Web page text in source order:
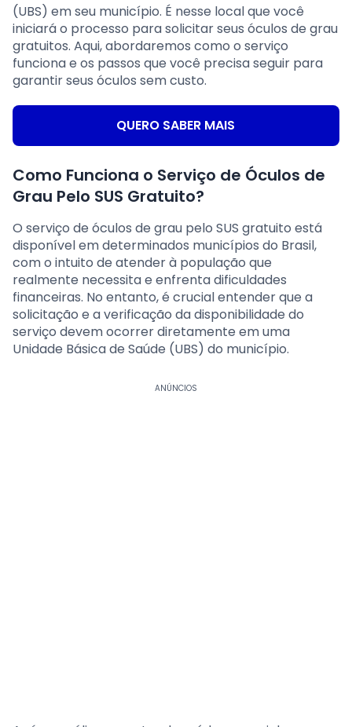
(UBS) em seu município. É nesse local que você
iniciará o processo para solicitar seus óculos de grau
gratuitos. Aqui, abordaremos como o serviço
funciona e os passos que você precisa seguir para
garantir seus óculos sem custo.
QUERO SABER MAIS
Como Funciona o Serviço de Óculos de
Grau Pelo SUS Gratuito?
O serviço de óculos de grau pelo SUS gratuito está
disponível em determinados municípios do Brasil,
com o intuito de atender à população que
realmente necessita e enfrenta dificuldades
financeiras. No entanto, é crucial entender que a
solicitação e a verificação da disponibilidade do
serviço devem ocorrer diretamente em uma
Unidade Básica de Saúde (UBS) do município.
ANÚNCIOS